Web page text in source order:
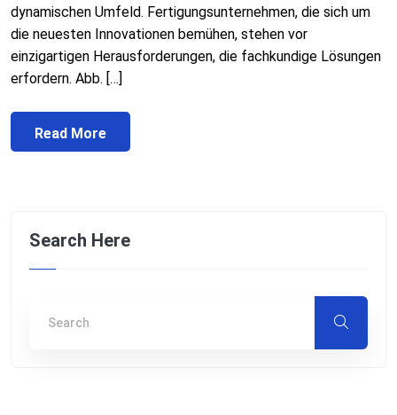
dynamischen Umfeld. Fertigungsunternehmen, die sich um
die neuesten Innovationen bemühen, stehen vor
einzigartigen Herausforderungen, die fachkundige Lösungen
erfordern. Abb. […]
Read More
Search Here